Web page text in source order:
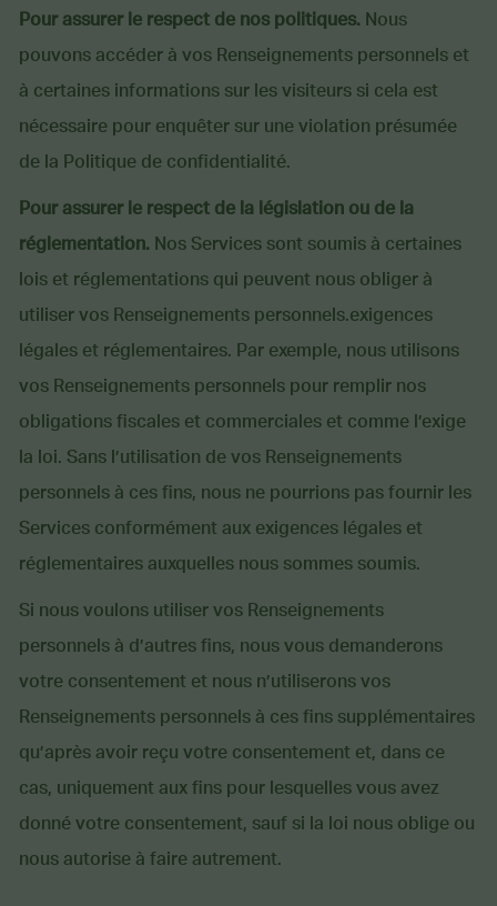
Pour assurer le respect de nos politiques. Nous
pouvons accéder à vos Renseignements personnels et
à certaines informations sur les visiteurs si cela est
nécessaire pour enquêter sur une violation présumée
de la Politique de confidentialité.
Pour assurer le respect de la législation ou de la
réglementation. Nos Services sont soumis à certaines
lois et réglementations qui peuvent nous obliger à
utiliser vos Renseignements personnels.exigences
légales et réglementaires. Par exemple, nous utilisons
vos Renseignements personnels pour remplir nos
obligations fiscales et commerciales et comme l’exige
la loi. Sans l’utilisation de vos Renseignements
personnels à ces fins, nous ne pourrions pas fournir les
Services conformément aux exigences légales et
réglementaires auxquelles nous sommes soumis.
Si nous voulons utiliser vos Renseignements
personnels à d’autres fins, nous vous demanderons
votre consentement et nous n’utiliserons vos
Renseignements personnels à ces fins supplémentaires
qu’après avoir reçu votre consentement et, dans ce
cas, uniquement aux fins pour lesquelles vous avez
donné votre consentement, sauf si la loi nous oblige ou
nous autorise à faire autrement.